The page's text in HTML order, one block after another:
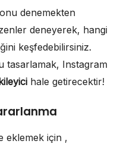
denemekten
deneyerek, hangi
keşfedebilirsiniz.
tasarlamak, Instagram
hale getirecektir!
eklemek için ,